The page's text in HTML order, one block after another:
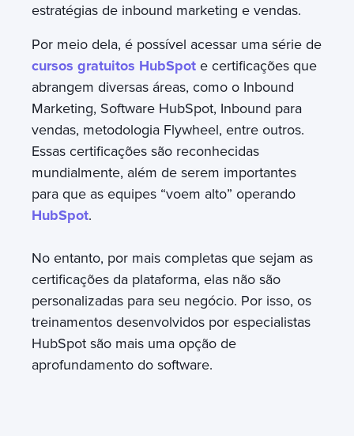
estratégias de inbound marketing e vendas.
Por meio dela, é possível acessar uma série de
cursos gratuitos HubSpot e certificações que
abrangem diversas áreas, como o Inbound
Marketing, Software HubSpot, Inbound para
vendas, metodologia Flywheel, entre outros.
Essas certificações são reconhecidas
mundialmente, além de serem importantes
para que as equipes “voem alto” operando
HubSpot.
No entanto, por mais completas que sejam as
certificações da plataforma, elas não são
personalizadas para seu negócio. Por isso, os
treinamentos desenvolvidos por especialistas
HubSpot são mais uma opção de
aprofundamento do software.